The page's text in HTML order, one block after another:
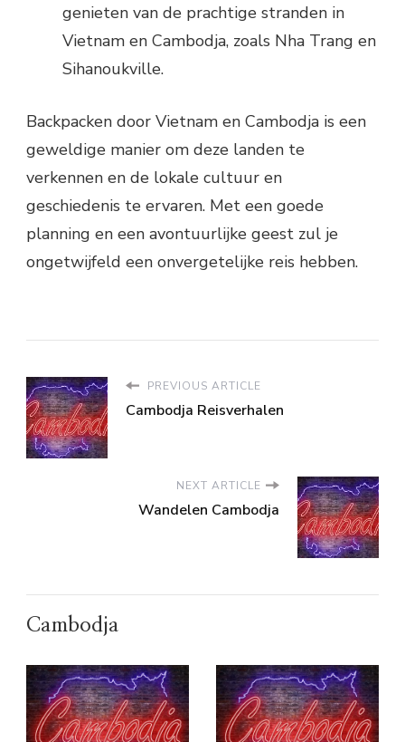
genieten van de prachtige stranden in
Vietnam en Cambodja, zoals Nha Trang en
Sihanoukville.
Backpacken door Vietnam en Cambodja is een
geweldige manier om deze landen te
verkennen en de lokale cultuur en
geschiedenis te ervaren. Met een goede
planning en een avontuurlijke geest zul je
ongetwijfeld een onvergetelijke reis hebben.
PREVIOUS ARTICLE
Cambodja Reisverhalen
NEXT ARTICLE
Wandelen Cambodja
Cambodja